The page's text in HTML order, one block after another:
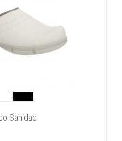
Sanidad